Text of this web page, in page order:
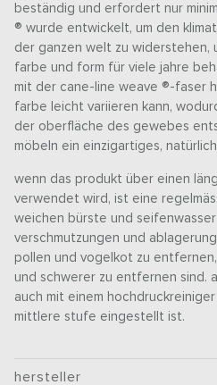
beständig und erfordert nur
® wurde entwickelt, um den
der ganzen welt zu widerstehen,
farbe und form für viele jahre
mit der cane-line weave ®-faser
farbe leicht variieren kann,
der oberfläche des gewebes
möbeln ein einzigartiges,
wenn das produkt über einen
verwendet wird, ist eine
weichen bürste und
verschmutzungen und
pollen und vogelkot zu
und schwerer zu entfernen sind.
auch mit einem
mittlere stufe eingestellt ist.
hersteller